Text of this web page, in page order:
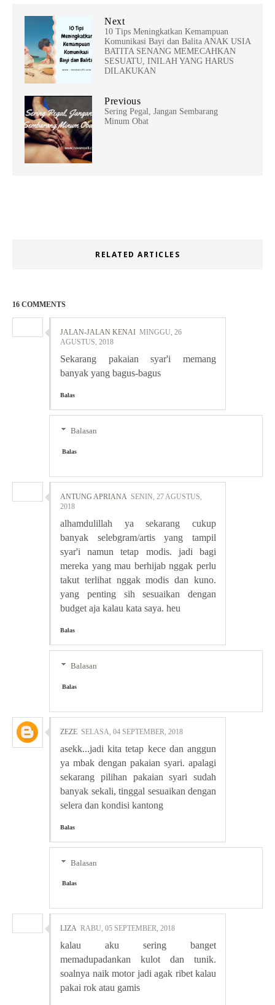
Next
10 Tips Meningkatkan Kemampuan
Komunikasi Bayi dan Balita ANAK USIA
BATITA SENANG MEMECAHKAN
SESUATU, INILAH YANG HARUS
DILAKUKAN
Previous
Sering Pegal, Jangan Sembarang
Minum Obat
RELATED ARTICLES
16 COMMENTS
JALAN-JALAN KENAI MINGGU, 26
AGUSTUS, 2018
Sekarang pakaian syar'i memang
banyak yang bagus-bagus
Balas
Balasan
Balas
ANTUNG APRIANA SENIN, 27 AGUSTUS,
2018
alhamdulillah ya sekarang cukup
banyak selebgram/artis yang tampil
syar'i namun tetap modis. jadi bagi
mereka yang mau berhijab nggak perlu
takut terlihat nggak modis dan kuno.
yang penting sih sesuaikan dengan
budget aja kalau kata saya. heu
Balas
Balasan
Balas
ZEZE SELASA, 04 SEPTEMBER, 2018
asekk...jadi kita tetap kece dan anggun
ya mbak dengan pakaian syari. apalagi
sekarang pilihan pakaian syari sudah
banyak sekali, tinggal sesuaikan dengan
selera dan kondisi kantong
Balas
Balasan
Balas
LIZA RABU, 05 SEPTEMBER, 2018
kalau aku sering banget
memadupadankan kulot dan tunik.
soalnya naik motor jadi agak ribet kalau
pakai rok atau gamis